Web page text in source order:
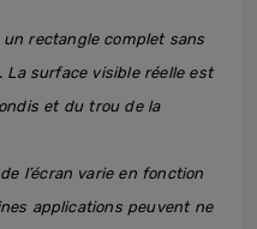
rectangle complet sans
surface visible réelle est
et du trou de la
l’écran varie en fonction
applications peuvent ne